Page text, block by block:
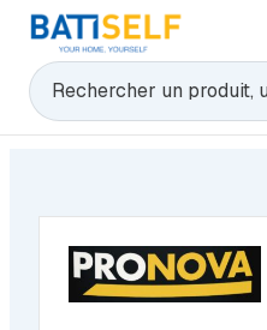
Rechercher